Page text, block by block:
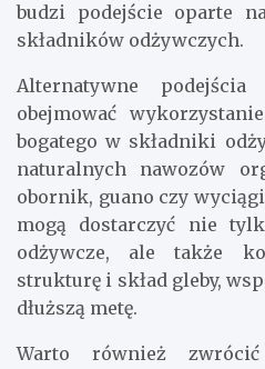
budzi podejście oparte
składników odżywczych.
Alternatywne
obejmować
bogatego w składniki
naturalnych nawozów
obornik, guano czy
mogą dostarczyć nie
odżywcze, ale także
strukturę i skład gleby,
dłuższą metę.
Warto również